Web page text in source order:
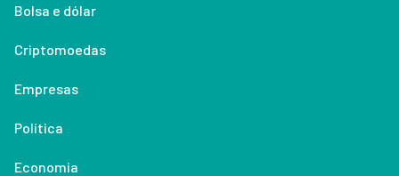
Bolsa e dólar
Criptomoedas
Empresas
Política
Economia